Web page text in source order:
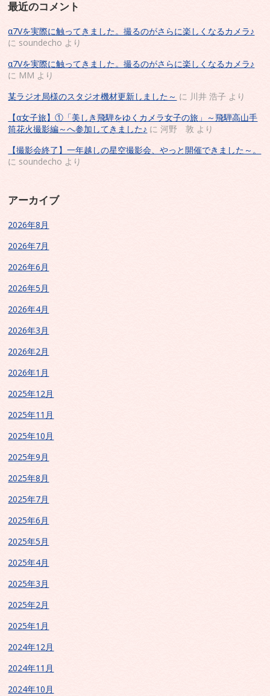
最近のコメント
α7Vを実際に触ってきました。撮るのがさらに楽しくなるカメラ♪
に soundecho より
α7Vを実際に触ってきました。撮るのがさらに楽しくなるカメラ♪
に MM より
某ラジオ局様のスタジオ機材更新しました～ に 川井 浩子 より
【α女子旅】①「美しき飛騨をゆくカメラ女子の旅」～飛騨高山手
筒花火撮影編～へ参加してきました♪ に河野 敦 より
【撮影会終了】一年越しの星空撮影会、やっと開催できました～。
に soundecho より
アーカイブ
2026年8月
2026年7月
2026年6月
2026年5月
2026年4月
2026年3月
2026年2月
2026年1月
2025年12月
2025年11月
2025年10月
2025年9月
2025年8月
2025年7月
2025年6月
2025年5月
2025年4月
2025年3月
2025年2月
2025年1月
2024年12月
2024年11月
2024年10月